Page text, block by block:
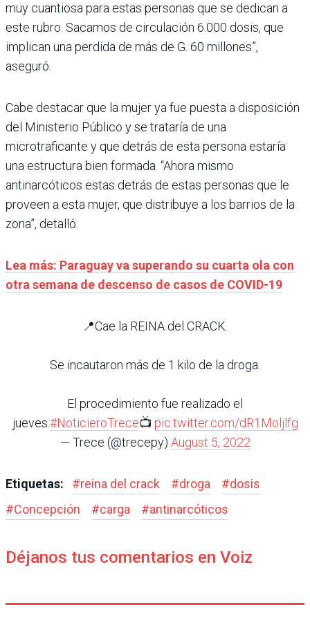
muy cuantiosa para estas personas que se dedican a
este rubro. Sacamos de circulación 6.000 dosis, que
implican una perdida de más de G. 60 millones”,
aseguró.
Cabe destacar que la mujer ya fue puesta a disposición
del Ministerio Público y se trataría de una
microtraficante y que detrás de esta persona estaría
una estructura bien formada. “Ahora mismo
antinarcóticos estas detrás de estas personas que le
proveen a esta mujer, que distribuye a los barrios de la
zona”, detalló.
Lea más: Paraguay va superando su cuarta ola con
otra semana de descenso de casos de COVID-19
📍Cae la REINA del CRACK.
Se incautaron más de 1 kilo de la droga.
El procedimiento fue realizado el
jueves.#NoticieroTrece📺 pic.twitter.com/dR1Moljlfg
— Trece (@trecepy) August 5, 2022
Etiquetas: #reina del crack #droga #dosis
#Concepción #carga #antinarcóticos
Déjanos tus comentarios en Voiz